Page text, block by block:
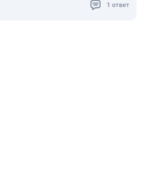
1 ответ